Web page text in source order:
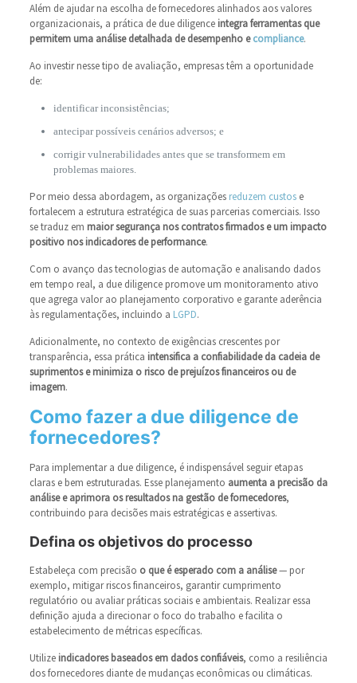
Além de ajudar na escolha de fornecedores alinhados aos valores
organizacionais, a prática de due diligence integra ferramentas que
permitem uma análise detalhada de desempenho ecompliance.
Ao investir nesse tipo de avaliação, empresas têm a oportunidade
de:
identificar inconsistências;
antecipar possíveis cenários adversos; e
corrigir vulnerabilidades antes que se transformem em
problemas maiores.
Por meio dessa abordagem, as organizações reduzem custose
fortalecem a estrutura estratégica de suas parcerias comerciais. Isso
se traduz em maior segurança nos contratos firmados e um impacto
positivo nos indicadores de performance.
Com o avanço das tecnologias de automação e analisando dados
em tempo real, a due diligence promove um monitoramento ativo
que agrega valor ao planejamento corporativo e garante aderência
às regulamentações, incluindo a LGPD.
Adicionalmente, no contexto de exigências crescentes por
transparência, essa prática intensifica a confiabilidade da cadeia de
suprimentos e minimiza o risco de prejuízos financeiros ou de
imagem.
Como fazer a due diligence de
fornecedores?
Para implementar a due diligence, é indispensável seguir etapas
claras e bem estruturadas. Esse planejamento aumenta a precisão da
análise e aprimora os resultados na gestão de fornecedores,
contribuindo para decisões mais estratégicas e assertivas.
Defina os objetivos do processo
Estabeleça com precisão o que é esperado com a análise— por
exemplo, mitigar riscos financeiros, garantir cumprimento
regulatório ou avaliar práticas sociais e ambientais. Realizar essa
definição ajuda a direcionar o foco do trabalho e facilita o
estabelecimento de métricas específicas.
Utilize indicadores baseados em dados confiáveis, como a resiliência
dos fornecedores diante de mudanças econômicas ou climáticas.